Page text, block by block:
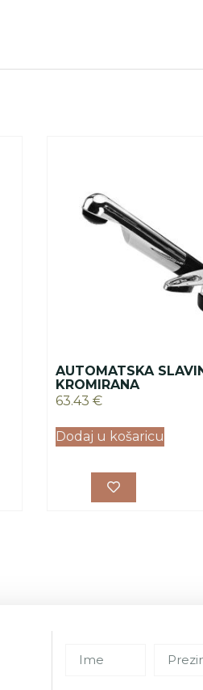
AUTOMATSKA
KROMIRANA
63.43 €
Dodaj u košaricu